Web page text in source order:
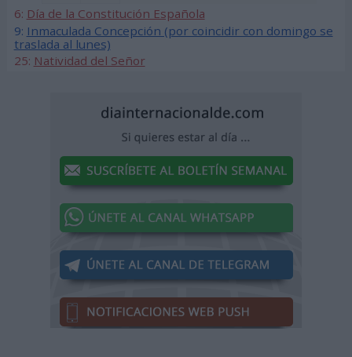
6: Día de la Constitución Española
9: Inmaculada Concepción (por coincidir con domingo se
traslada al lunes)
25: Natividad del Señor